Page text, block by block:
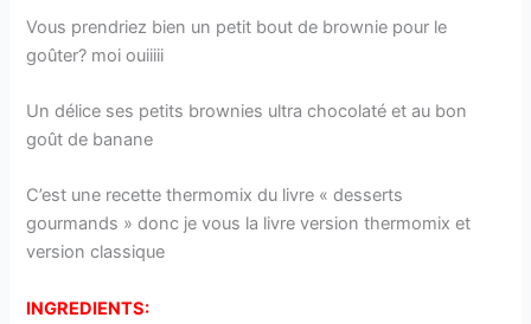
Vous prendriez bien un petit bout de brownie pour le
goûter? moi ouiiiii
Un délice ses petits brownies ultra chocolaté et au bon
goût de banane
C’est une recette thermomix du livre « desserts
gourmands » donc je vous la livre version thermomix et
version classique
INGREDIENTS: